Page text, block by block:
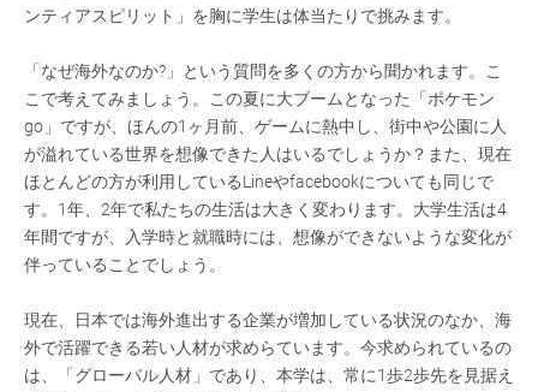
ンティアスピリット」を胸に学生は体当たりで挑みます。
「なぜ海外なのか?」という質問を多くの方から聞かれます。こ
こで考えてみましょう。この夏に大ブームとなった「ポケモン
go」ですが、ほんの1ヶ月前、ゲームに熱中し、街中や公園に人
が溢れている世界を想像できた人はいるでしょうか？また、現在
ほとんどの方が利用しているLineやfacebookについても同じで
す。1年、2年で私たちの生活は大きく変わります。大学生活は4
年間ですが、入学時と就職時には、想像ができないような変化が
伴っていることでしょう。
現在、日本では海外進出する企業が増加している状況のなか、海
外で活躍できる若い人材が求めらています。今求められているの
は、「グローバル人材」であり、本学は、常に1歩2歩先を見据え